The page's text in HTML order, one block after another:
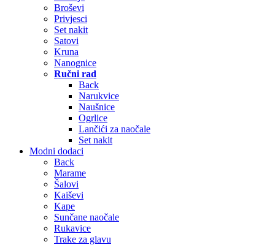
Broševi
Privjesci
Set nakit
Satovi
Kruna
Nanognice
Ručni rad
Back
Narukvice
Naušnice
Ogrlice
Lančići za naočale
Set nakit
Modni dodaci
Back
Marame
Šalovi
Kaiševi
Kape
Sunčane naočale
Rukavice
Trake za glavu